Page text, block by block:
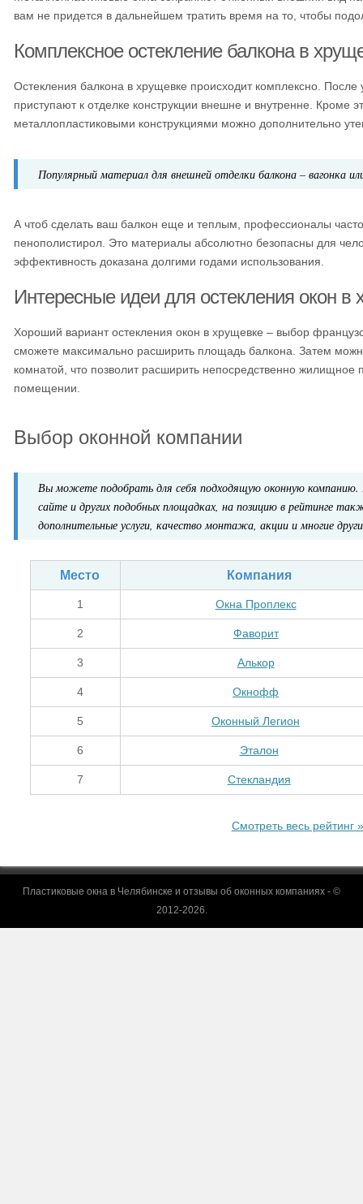
вам не придется в дальнейшем тратить время на то, чтобы
Комплексное остекление балкона в
Остекления балкона в хрущевке происходит комплексно.
приступают к отделке конструкции внешне и внутренне. Кроме
металлопластиковыми конструкциями можно дополнительно
Популярный материал для внешней отделки балкона – вагонка
А чтоб сделать ваш балкон еще и теплым, профессионалы
пенополистирол. Это материалы абсолютно безопасны для
эффективность доказана долгими годами использования.
Интересные идеи для остекления окон в
Хороший вариант остекления окон в хрущевке – выбор
сможете максимально расширить площадь балкона. Затем
комнатой, что позволит расширить непосредственно жилищное
помещении.
Выбор оконной компании
Вы можете подобрать для себя подходящую оконную компанию.
сайте и других подобных площадках, на позицию в рейтинге
дополнительные услуги, качество монтажа, акции и многие
Место Компания
1 Окна Проплекс
2 Фаворит
3 Алькор
4 Окнофф
5 Оконный Легион
6 Эталон
7 Стекландия
Смотреть весь рейтинг »
Пластиковые окна в Челябинске и отзывы об оконных компаниях - ©
2012-2026.